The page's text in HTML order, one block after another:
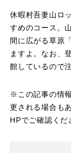
休暇村吾妻山ロ
すめのコース。
間に広がる草原
ますよ。なお、
館しているので
※この記事の情
更される場合も
HPでご確認くだ